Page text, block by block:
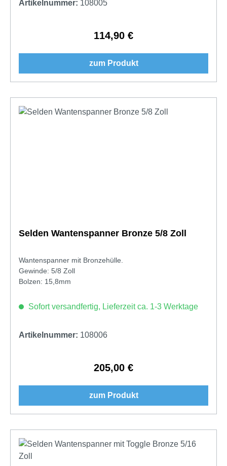
Artikelnummer: 108005
Regulärer Preis:
114,90 €
zum Produkt
Selden Wantenspanner Bronze 5/8 Zoll
Wantenspanner mit Bronzehülle.
Gewinde: 5/8 Zoll
Bolzen: 15,8mm
Sofort versandfertig, Lieferzeit ca. 1-3 Werktage
Artikelnummer: 108006
Regulärer Preis:
205,00 €
zum Produkt